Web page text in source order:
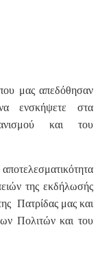
μας απεδόθησαν
ενσκήψετε στα
και του
της εκδήλωσής
Πατρίδας μας και
Πολιτών και του